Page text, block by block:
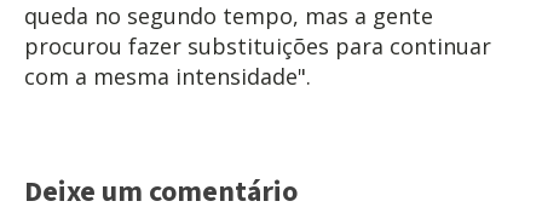
queda no segundo tempo, mas a gente
procurou fazer substituições para continuar
com a mesma intensidade".
Deixe um comentário